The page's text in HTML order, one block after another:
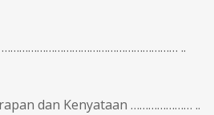
…………………………………………………… ..
dan Kenyataan ………………… ..